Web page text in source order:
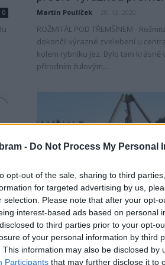
- Do Not Process My Personal
opt-out of the sale, sharing to third
for targeted advertising by us,
selection. Please note that after your opt-
interest-based ads based on personal
to third parties prior to your opt-
of your personal information by third
This information may also be disclosed by
Participants that may further disclose it to
0 Martin Poulíček
ROŽMITÁL POD TŘEMŠÍNEM -
dokončil výrazné zvelebení u
kolem rybníku Jez. Bylo tam krásně
přírodním žulovým...
Rožmitálsko
V sobotu do Rožmitálu
slavnosti spojené s
Martin Poulíček 2. 10. 2019
ROŽMITÁL POD TŘEMŠÍNEM - V
u Sadoňského rybníka konají